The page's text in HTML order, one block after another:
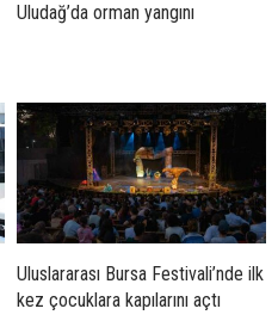
Uludağ’da orman yangını
Uluslararası Bursa Festivali’nde ilk
kez çocuklara kapılarını açtı